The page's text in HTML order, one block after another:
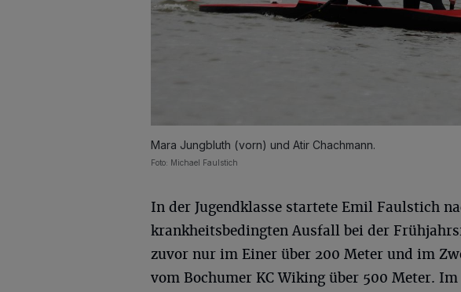
Mara Jungbluth (vorn) und Atir Chachmann.
Foto: Michael Faulstich
In der Jugendklasse startete Emil Faulstich
krankheitsbedingten Ausfall bei der
zuvor nur im Einer über 200 Meter und im
vom Bochumer KC Wiking über 500 Meter.